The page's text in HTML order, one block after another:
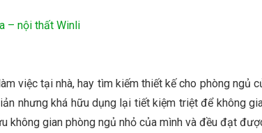
– nội thất Winli
việc tại nhà, hay tìm kiếm thiết kế cho phòng ngủ
nhưng khá hữu dụng lại tiết kiệm triệt để không
không gian phòng ngủ nhỏ của mình và đều đạt